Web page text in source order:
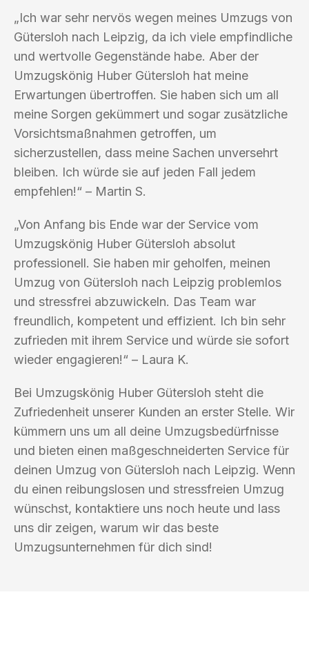
„Ich war sehr nervös wegen meines Umzugs von
Gütersloh nach Leipzig, da ich viele empfindliche
und wertvolle Gegenstände habe. Aber der
Umzugskönig Huber Gütersloh hat meine
Erwartungen übertroffen. Sie haben sich um all
meine Sorgen gekümmert und sogar zusätzliche
Vorsichtsmaßnahmen getroffen, um
sicherzustellen, dass meine Sachen unversehrt
bleiben. Ich würde sie auf jeden Fall jedem
empfehlen!“ – Martin S.
„Von Anfang bis Ende war der Service vom
Umzugskönig Huber Gütersloh absolut
professionell. Sie haben mir geholfen, meinen
Umzug von Gütersloh nach Leipzig problemlos
und stressfrei abzuwickeln. Das Team war
freundlich, kompetent und effizient. Ich bin sehr
zufrieden mit ihrem Service und würde sie sofort
wieder engagieren!“ – Laura K.
Bei Umzugskönig Huber Gütersloh steht die
Zufriedenheit unserer Kunden an erster Stelle. Wir
kümmern uns um all deine Umzugsbedürfnisse
und bieten einen maßgeschneiderten Service für
deinen Umzug von Gütersloh nach Leipzig. Wenn
du einen reibungslosen und stressfreien Umzug
wünschst, kontaktiere uns noch heute und lass
uns dir zeigen, warum wir das beste
Umzugsunternehmen für dich sind!